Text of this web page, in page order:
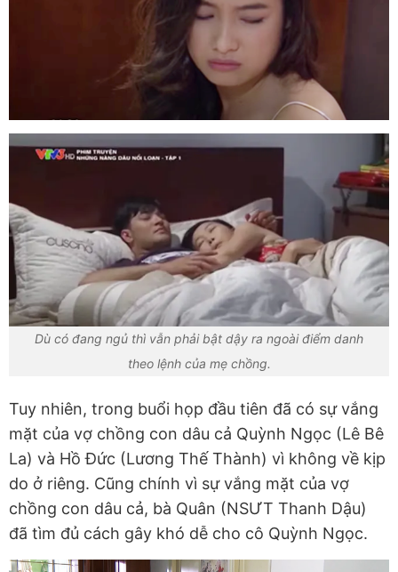
Dù có đang ngủ thì vẫn phải bật dậy ra ngoài điểm danh
theo lệnh của mẹ chồng.
Tuy nhiên, trong buổi họp đầu tiên đã có sự vắng
mặt của vợ chồng con dâu cả Quỳnh Ngọc (Lê Bê
La) và Hồ Đức (Lương Thế Thành) vì không về kịp
do ở riêng. Cũng chính vì sự vắng mặt của vợ
chồng con dâu cả, bà Quân (NSƯT Thanh Dậu)
đã tìm đủ cách gây khó dễ cho cô Quỳnh Ngọc.